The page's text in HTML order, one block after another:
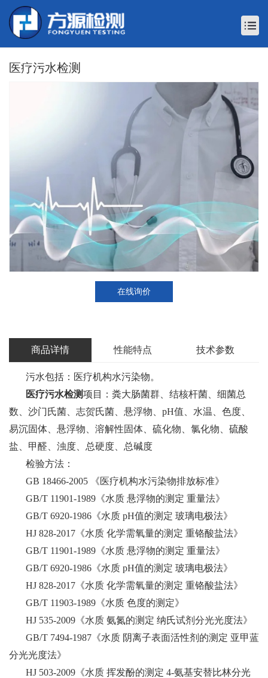
医疗污水检测
在线询价
商品详情 性能特点 技术参数
污水包括：医疗机构水污染物。
医疗污水检测项目：粪大肠菌群、结核杆菌、细菌总
数、沙门氏菌、志贺氏菌、悬浮物、pH值、水温、色度、
易沉固体、悬浮物、溶解性固体、硫化物、氯化物、硫酸
盐、甲醛、浊度、总硬度、总碱度
检验方法：
GB 18466-2005 《医疗机构水污染物排放标准》
GB/T 11901-1989《水质 悬浮物的测定 重量法》
GB/T 6920-1986《水质 pH值的测定 玻璃电极法》
HJ 828-2017《水质 化学需氧量的测定 重铬酸盐法》
GB/T 11901-1989《水质 悬浮物的测定 重量法》
GB/T 6920-1986《水质 pH值的测定 玻璃电极法》
HJ 828-2017《水质 化学需氧量的测定 重铬酸盐法》
GB/T 11903-1989《水质 色度的测定》
HJ 535-2009《水质 氨氮的测定 纳氏试剂分光光度法》
GB/T 7494-1987《水质 阴离子表面活性剂的测定 亚甲蓝
分光光度法》
HJ 503-2009《水质 挥发酚的测定 4-氨基安替比林分光